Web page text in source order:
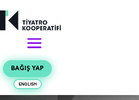
BAĞIŞ YAP
ENGLISH